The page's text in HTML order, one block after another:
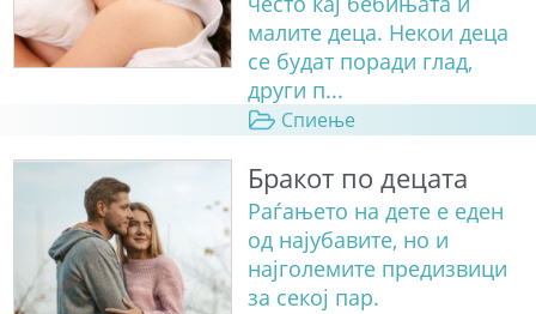
малите деца. Некои деца
се будат поради глад,
други п...
Спиење
Бракот по децата
Раѓањето на дете е еден
од најубавите, но и
најголемите предизвици
за секој пар.